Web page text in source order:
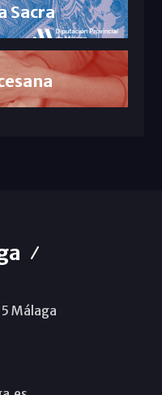
Sacra
Málaga